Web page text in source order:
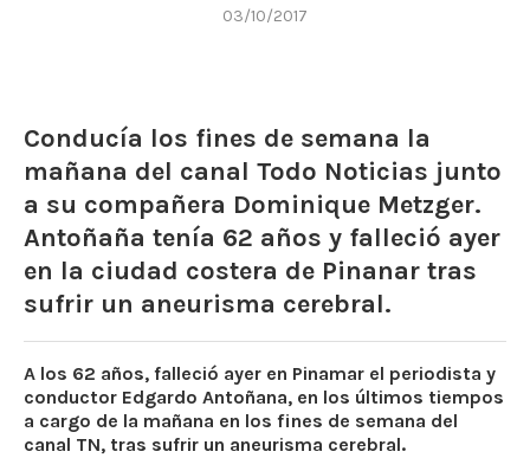
03/10/2017
Conducía los fines de semana la
mañana del canal Todo Noticias junto
a su compañera Dominique Metzger.
Antoñaña tenía 62 años y falleció ayer
en la ciudad costera de Pinanar tras
sufrir un aneurisma cerebral.
A los 62 años, falleció ayer en Pinamar el periodista y
conductor Edgardo Antoñana, en los últimos tiempos
a cargo de la mañana en los fines de semana del
canal TN, tras sufrir un aneurisma cerebral.